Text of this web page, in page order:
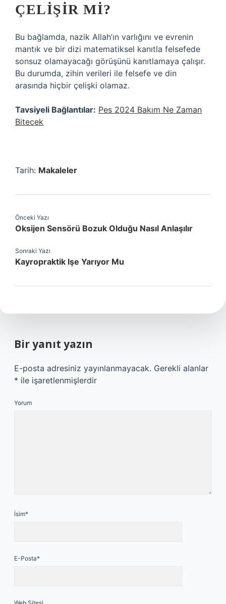
ÇELIŞIR MI?
Bu bağlamda, nazik Allah’ın varlığını ve evrenin
mantık ve bir dizi matematiksel kanıtla felsefede
sonsuz olamayacağı görüşünü kanıtlamaya çalışır.
Bu durumda, zihin verileri ile felsefe ve din
arasında hiçbir çelişki olamaz.
Tavsiyeli Bağlantılar: Pes 2024 Bakım Ne Zaman
Bitecek
Tarih: Makaleler
Önceki Yazı
Oksijen Sensörü Bozuk Olduğu Nasıl Anlaşılır
Sonraki Yazı
Kayropraktik Işe Yarıyor Mu
Bir yanıt yazın
E-posta adresiniz yayınlanmayacak. Gerekli alanlar
* ile işaretlenmişlerdir
Yorum
İsim*
E-Posta*